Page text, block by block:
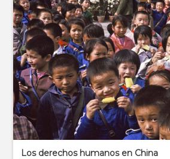
Los derechos humanos en China